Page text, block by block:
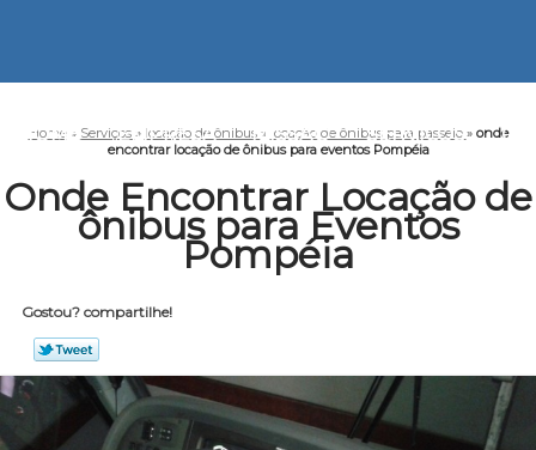
HOME EMPRESA MISSÃO SERVIÇOS
Home » Serviços » locação de ônibus » locação de ônibus para passeio » onde
encontrar locação de ônibus para eventos Pompéia
Onde Encontrar Locação de
ônibus para Eventos
Pompéia
Gostou? compartilhe!